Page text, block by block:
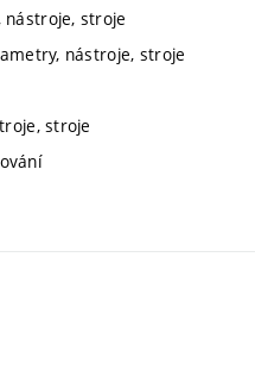
stroje
nástroje, stroje
stroje